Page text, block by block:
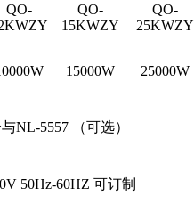
QO-
QO-
15KWZY
QO-
25KWZY
15000W 25000W
NL-5557 （可选）
50Hz-60HZ 可订制